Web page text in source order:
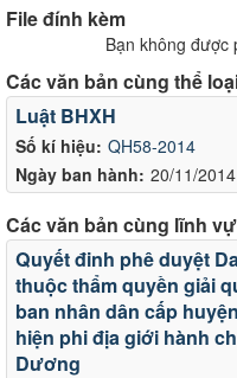
File đính kèm
Bạn không được
Các văn bản cùng thể
Số kí hiệu: QH58-2014
Ngày ban hành: 20/11/2014
Luật BHXH
Các văn bản cùng lĩnh
Quyết đinh phê duyệt
thuộc thẩm quyền giải
ban nhân dân cấp
hiện phi địa giới hành
Dương